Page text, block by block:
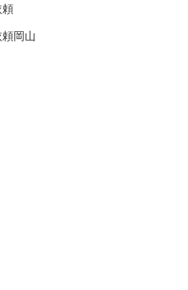
頼
岡山